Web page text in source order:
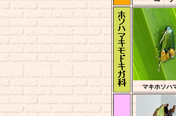
マキホソハ